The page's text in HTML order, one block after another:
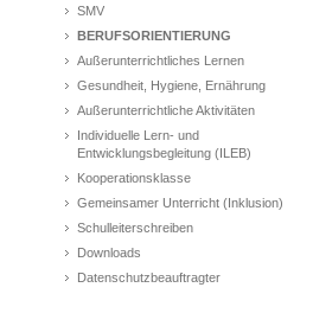
SMV
BERUFSORIENTIERUNG
Außerunterrichtliches Lernen
Gesundheit, Hygiene, Ernährung
Außerunterrichtliche Aktivitäten
Individuelle Lern- und
Entwicklungsbegleitung (ILEB)
Kooperationsklasse
Gemeinsamer Unterricht (Inklusion)
Schulleiterschreiben
Downloads
Datenschutzbeauftragter